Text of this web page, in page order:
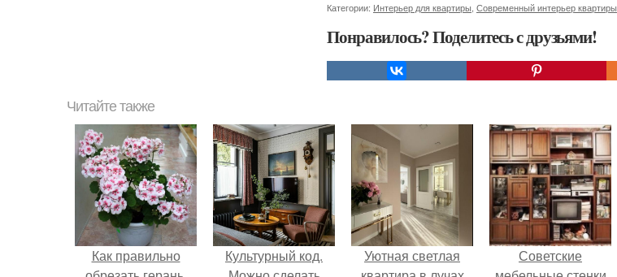
Категории: Интерьер для квартиры Современный интерьер квартиры
Понравилось? Поделитесь с друзьями!
Читайте также
Как правильно
Культурный код.
Уютная светлая
Советские